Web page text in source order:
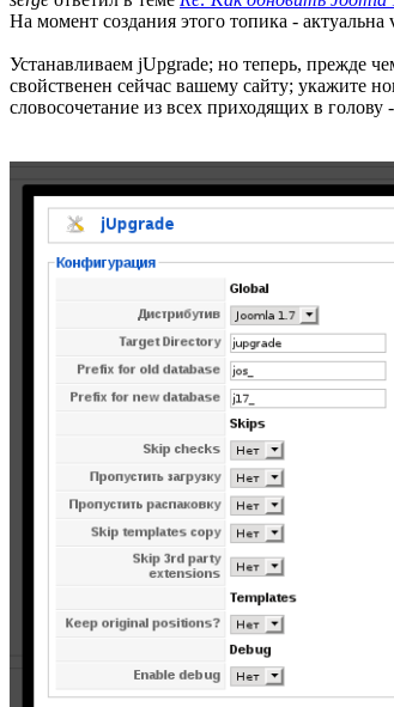
На момент создания этого топика - актуальна
Устанавливаем jUpgrade; но теперь, прежде
свойственен сейчас вашему сайту; укажите
словосочетание из всех приходящих в